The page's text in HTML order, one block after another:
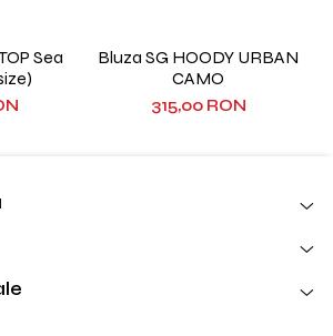
Sea
Bluza SG HOODY URBAN
CAMO
315,00 RON